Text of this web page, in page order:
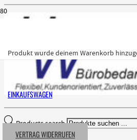
Produktwurde deinem Warenkorb
EINKAUFSWAGEN
VERTRAG WIDERRUFEN
Products search